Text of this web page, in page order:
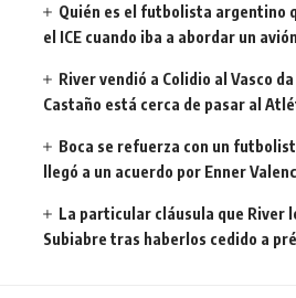
Quién es el futbolista argentino
el ICE cuando iba a abordar un
River vendió a Colidio al Vasco
Castaño está cerca de pasar al
Boca se refuerza con un
llegó a un acuerdo por Enner
La particular cláusula que River
Subiabre tras haberlos cedido a